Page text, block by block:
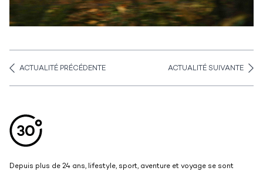
ACTUALITÉ PRÉCÉDENTE ACTUALITÉ SUIVANTE
Depuis plus de 24 ans, lifestyle, sport, aventure et voyage se sont